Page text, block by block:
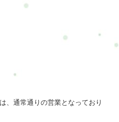
、通常通りの営業となっており